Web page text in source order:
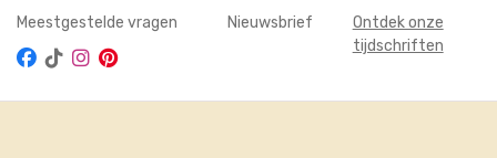
Meestgestelde vragen Nieuwsbrief
Ontdek onze
tijdschriften